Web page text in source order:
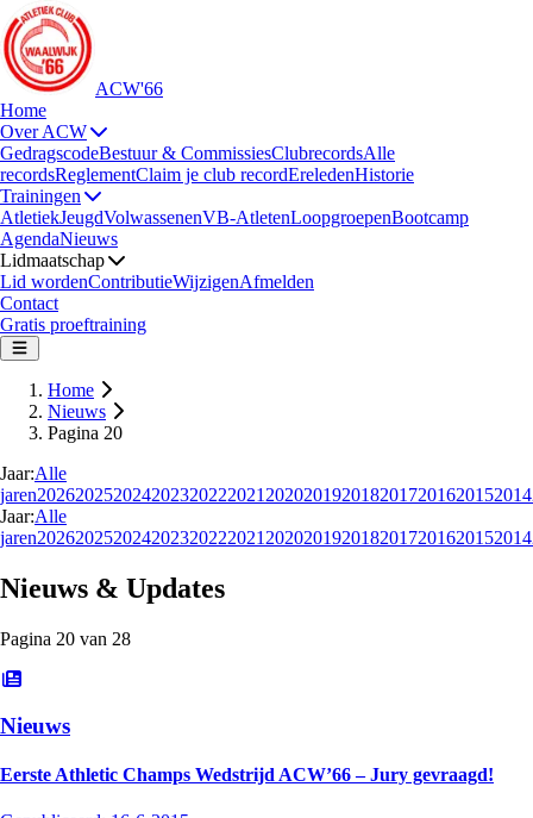
ACW'66
Home
Over ACW
GedragscodeBestuur & CommissiesClubrecordsAlle
recordsReglementClaim je club recordEreledenHistorie
Trainingen
AtletiekJeugdVolwassenenVB-AtletenLoopgroepenBootcamp
AgendaNieuws
Lidmaatschap
Lid wordenContributieWijzigenAfmelden
Contact
Gratis proeftraining
Home
Nieuws
Pagina 20
Jaar:Alle
jaren202620252024202320222021 2020201920182017201620152014
Jaar:Alle
jaren202620252024202320222021 2020201920182017201620152014
Nieuws & Updates
Pagina 20 van 28
Nieuws
Eerste Athletic Champs Wedstrijd ACW’66 – Jury gevraagd!